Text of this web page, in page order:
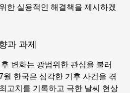
한 실용적인 해결책을 제시하겠
과 과제
변화는 광범위한 관심을 불러
한국은 심각한 기후 사건을 겪
고치를 기록하고 극한 날씨 현상